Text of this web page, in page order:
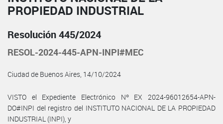
PROPIEDAD INDUSTRIAL
Resolución 445/2024
RESOL-2024-445-APN-INPI#MEC
Ciudad de Buenos Aires, 14/10/2024
VISTO el Expediente Electrónico Nº EX 2024-96012654-APN-
DO#INPI del registro del INSTITUTO NACIONAL DE LA PROPIEDAD
INDUSTRIAL (INPI), y